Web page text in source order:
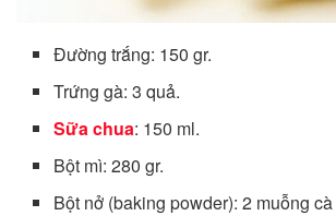
Đường trắng: 150 gr.
Trứng gà: 3 quả.
Sữa chua: 150 ml.
Bột mì: 280 gr.
Bột nở (baking powder): 2 muỗng